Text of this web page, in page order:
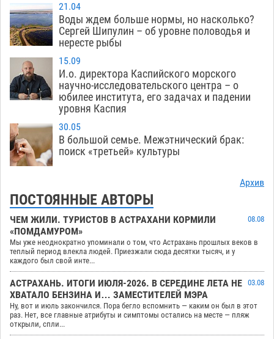
21.04
Воды ждем больше нормы, но насколько?
Сергей Шипулин – об уровне половодья и
нересте рыбы
15.09
И.о. директора Каспийского морского
научно-исследовательского центра – о
юбилее института, его задачах и падении
уровня Каспия
30.05
В большой семье. Межэтнический брак:
поиск «третьей» культуры
Архив
ПОСТОЯННЫЕ АВТОРЫ
ЧЕМ ЖИЛИ. ТУРИСТОВ В АСТРАХАНИ КОРМИЛИ
«ПОМДАМУРОМ»
08.08
Мы уже неоднократно упоминали о том, что Астрахань прошлых веков в
теплый период влекла людей. Приезжали сюда десятки тысяч, и у
каждого был свой инте...
АСТРАХАНЬ. ИТОГИ ИЮЛЯ-2026. В СЕРЕДИНЕ ЛЕТА НЕ
ХВАТАЛО БЕНЗИНА И… ЗАМЕСТИТЕЛЕЙ МЭРА
03.08
Ну, вот и июль закончился. Пора бегло вспомнить — каким он был в этот
раз. Нет, все главные атрибуты и симптомы остались на месте — пляж
открыли, спли...